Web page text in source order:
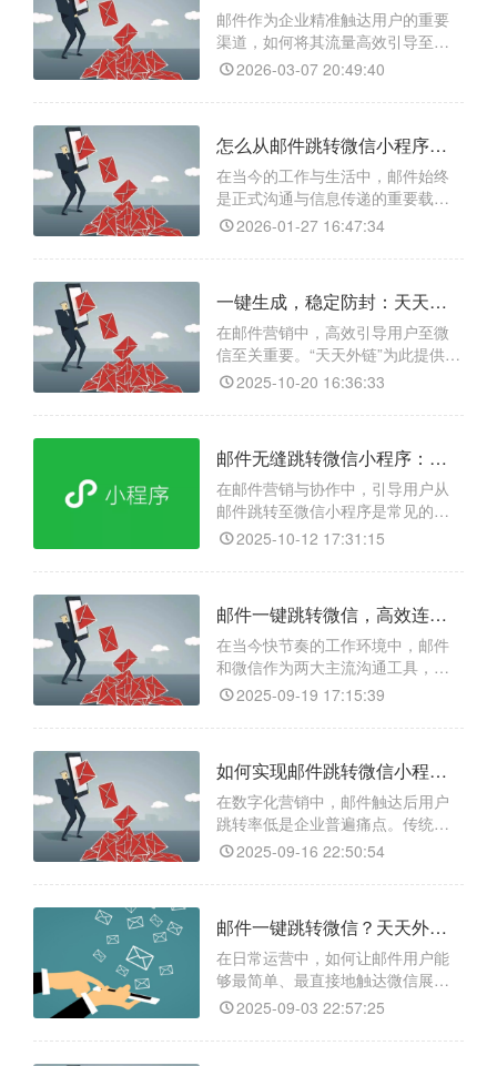
台精准统计相关数据，助用户分析
推广效果；落地页灵活定制，支持
自定义相关元素，贴合品牌形
邮件作为企业精准触达用户的重要
渠道，如何将其流量高效引导至微
信生态，是私域运营的核心难题。
核心功能涵盖生成安全稳定的跳转
配，还能实现防封防拦截，用户点
击邮件内短链即可一键唤起微信，
无需手动复制操作，大幅缩短转化
链路，让邮件触达快速转化为私域
2026-03-07 20:49:40
怎么从邮件跳转微信小程序？天天外链高效连接用户的新路径
在当今的工作与生活中，邮件始终
是正式沟通与信息传递的重要载
体。将其与微信小程序相融合，既
能借助小程序的轻便与交互性，显
实现这一功能，可以借助专业工具
如天天外链，它不仅支持邮件跳转
微信小程序，还具备微信外链生
成、二维码活码以及广告落地页制
2026-01-27 16:47:34
一键生成，稳定防封：天天外链打造邮件至微信的畅通桥梁
在邮件营销中，高效引导用户至微
信至关重要。“天天外链”为此提供专
业解决方案，能将公众号、小程序
能包括：一键生成外链，无需技术
开微信；精准数据统计，实时追踪
点击效果；稳定防封禁，保障链接
长期安全。用户邮件点击即可直达
微信指定页面，彻底打破平台
2025-10-20 16:36:33
邮件无缝跳转微信小程序：提升企业沟通与业务转化新方式
在邮件营销与协作中，引导用户从
邮件跳转至微信小程序是常见的需
求，但直接粘贴小程序码或链接往
致用户流失和体验割裂。「天天外
工具，其核心价值在于彻底打破微
信生态与外部的隔阂。它通过生成
一个智能的通用链接，完美解决了
小程序无法在邮件、网页等外部环
2025-10-12 17:31:15
邮件一键跳转微信，高效连接新选择
在当今快节奏的工作环境中，邮件
和微信作为两大主流沟通工具，却
往往因平台隔阂导致信息传递效率
频繁切换，不仅操作繁琐，还容易
跨平台设计的工具，通过生成智能
跳转链接，实现从邮件一键跳转至
微信或微信群，大幅提升跨平台沟
通效率，访问数据统计、防封防屏
2025-09-19 17:15:39
如何实现邮件跳转微信小程序？实现的方式是什么？
在数字化营销中，邮件触达后用户
跳转率低是企业普遍痛点。传统邮
件中的小程序链接需手动复制、切
户流失。而微信小程序作为高活跃
提升转化效率。天天外链作为专业
跨平台引流工具，可生成合规链接
打破平台壁垒，实现邮件点击一键
直达小程序，还支持数据追
2025-09-16 22:50:54
邮件一键跳转微信？天天外链一键跳转微信，高效连接从此开始
在日常运营中，如何让邮件用户能
够最简单、最直接地触达微信展示
的内容，成为了提升运营效率的关
置了传播障碍，导致用户流失，转
2025-09-03 22:57:25